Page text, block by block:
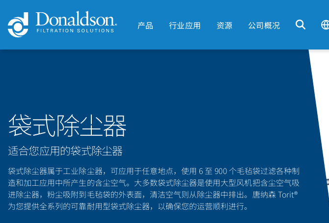
产品 行业应用 资源 公司概况
袋式除尘器
适合您应用的袋式除尘器
袋式除尘器属于工业除尘器，可应用于任意地点，使用 6 至 900 个毛毡袋过滤各种制
造和加工应用中所产生的含尘空气。大多数袋式除尘器是使用大型风机把含尘空气吸
进除尘器，粉尘吸附到毛毡袋的外表面，清洁空气则从除尘器中排出。唐纳森 Torit®
为您提供全系列的可靠耐用型袋式除尘器，以确保您的运营顺利进行。